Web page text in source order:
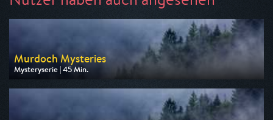
Murdoch Mysteries
Mysteryserie | 45 Min.
Ausgestrahlt von One
am 08.08.2026, 01:30